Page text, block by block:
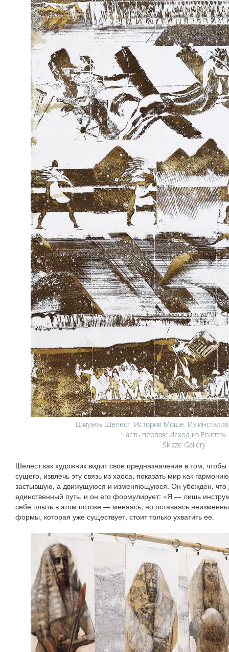
Шмуэль Шелест. История Моше. Из
Часть первая: Исход из
Skizze Gallery
Шелест как художник видит свое предназначение в том, чтобы
сущего, извлечь эту связь из хаоса, показать мир как
застывшую, а движущуюся и изменяющуюся. Он убежден, что
единственный путь, и он его формулирует: «Я — лишь
себе плыть в этом потоке — меняясь, но оставаясь
формы, которая уже существует, стоит только ухватить ее.